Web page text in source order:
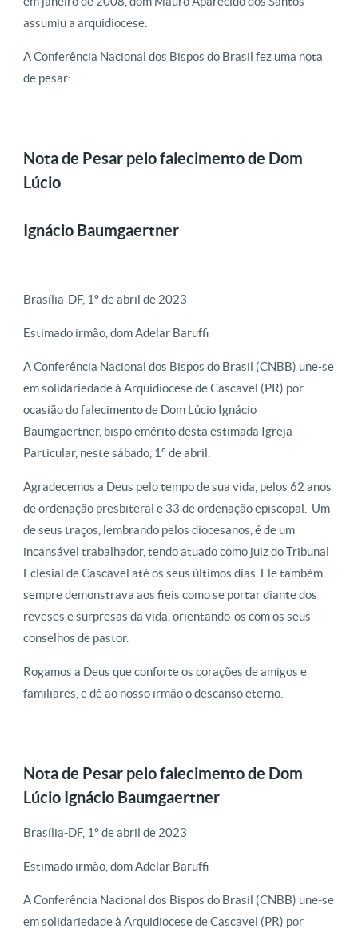
assumiu a arquidiocese.
A Conferência Nacional dos Bispos do Brasil fez uma nota
de pesar:
Nota de Pesar pelo falecimento de Dom
Lúcio
Ignácio Baumgaertner
Brasília-DF, 1º de abril de 2023
Estimado irmão, dom Adelar Baruffi
A Conferência Nacional dos Bispos do Brasil (CNBB) une-se
em solidariedade à Arquidiocese de Cascavel (PR) por
ocasião do falecimento de Dom Lúcio Ignácio
Baumgaertner, bispo emérito desta estimada Igreja
Particular, neste sábado, 1º de abril.
Agradecemos a Deus pelo tempo de sua vida, pelos 62 anos
de ordenação presbiteral e 33 de ordenação episcopal. Um
de seus traços, lembrando pelos diocesanos, é de um
incansável trabalhador, tendo atuado como juiz do Tribunal
Eclesial de Cascavel até os seus últimos dias. Ele também
sempre demonstrava aos fieis como se portar diante dos
reveses e surpresas da vida, orientando-os com os seus
conselhos de pastor.
Rogamos a Deus que conforte os corações de amigos e
familiares, e dê ao nosso irmão o descanso eterno.
Nota de Pesar pelo falecimento de Dom
Lúcio Ignácio Baumgaertner
Brasília-DF, 1º de abril de 2023
Estimado irmão, dom Adelar Baruffi
A Conferência Nacional dos Bispos do Brasil (CNBB) une-se
em solidariedade à Arquidiocese de Cascavel (PR) por